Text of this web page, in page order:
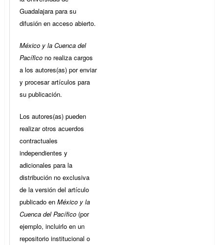
Guadalajara para su
difusión en acceso abierto.
México y la Cuenca del
Pacífico no realiza cargos
a los autores(as) por enviar
y procesar artículos para
su publicación.
Los autores(as) pueden
realizar otros acuerdos
contractuales
independientes y
adicionales para la
distribución no exclusiva
de la versión del artículo
publicado en México y la
Cuenca del Pacífico (por
ejemplo, incluirlo en un
repositorio institucional o